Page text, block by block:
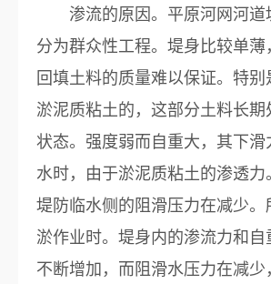
渗流的原因。平原河网河道
分为群众性工程。堤身比较单薄
回填土料的质量难以保证。特
淤泥质粘土的，这部分土料长
状态。强度弱而自重大，其下
水时，由于淤泥质粘土的渗透
堤防临水侧的阻滑压力在减少
淤作业时。堤身内的渗流力和
不断增加，而阻滑水压力在减